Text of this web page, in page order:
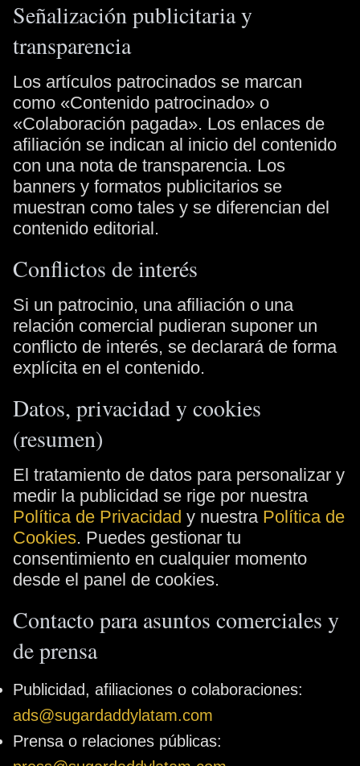
Señalización publicitaria y
transparencia
Los artículos patrocinados se marcan
como «Contenido patrocinado» o
«Colaboración pagada». Los enlaces de
afiliación se indican al inicio del contenido
con una nota de transparencia. Los
banners y formatos publicitarios se
muestran como tales y se diferencian del
contenido editorial.
Conflictos de interés
Si un patrocinio, una afiliación o una
relación comercial pudieran suponer un
conflicto de interés, se declarará de forma
explícita en el contenido.
Datos, privacidad y cookies
(resumen)
El tratamiento de datos para personalizar y
medir la publicidad se rige por nuestra
Política de Privacidad y nuestra Política de
Cookies. Puedes gestionar tu
consentimiento en cualquier momento
desde el panel de cookies.
Contacto para asuntos comerciales y
de prensa
Publicidad, afiliaciones o colaboraciones:
ads@sugardaddylatam.com
Prensa o relaciones públicas: